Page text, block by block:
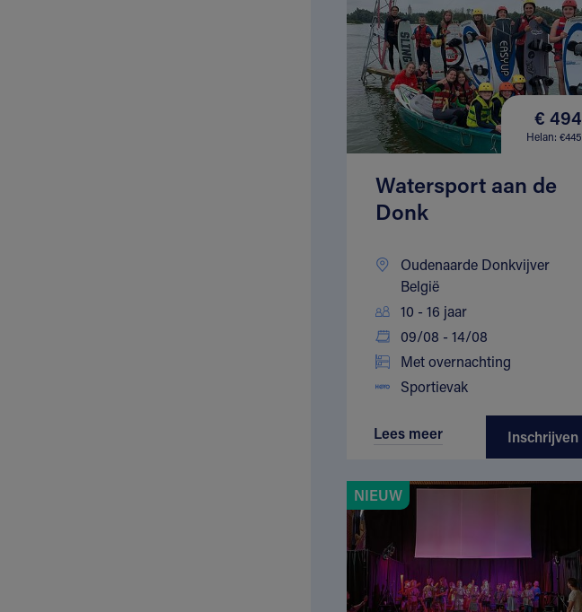
€ 494
Helan: €445
Watersport aan de
Donk
Oudenaarde Donkvijver
België
10 - 16 jaar
09/08 - 14/08
Met overnachting
Sportievak
Lees meer Inschrijven
NIEUW